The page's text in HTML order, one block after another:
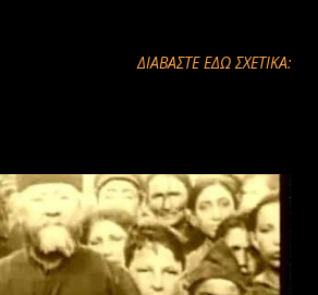
ΔΙΑΒΑΣΤΕ ΕΔΩ ΣΧΕΤΙΚΑ: